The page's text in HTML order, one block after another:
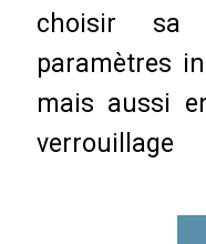
choisir sa
paramètres
mais aussi
verrouillage